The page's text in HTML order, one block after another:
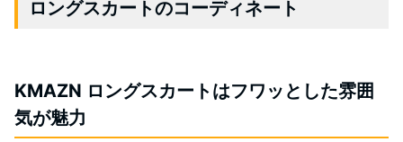
ロングスカートのコーディネート
KMAZN ロングスカートはフワッとした雰囲
気が魅力